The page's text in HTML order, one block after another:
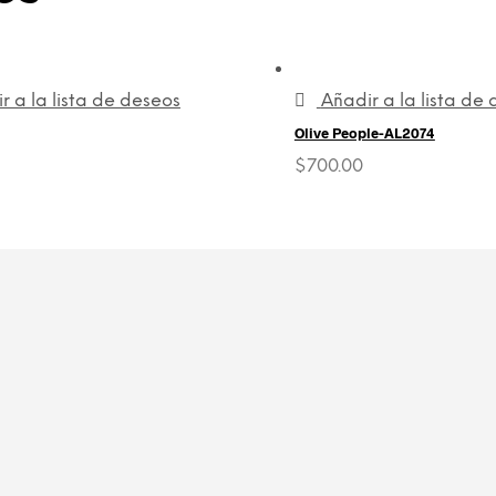
a la lista de deseos Añadir a la lista de
Olive People-AL2074
$700.00